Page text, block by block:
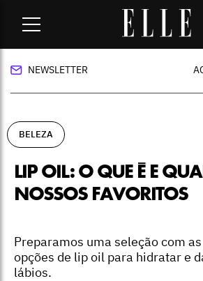
Lip oil: o que é e quais
favoritos
NEWSLETTER
BELEZA
LIP OIL: O QUE É E
NOSSOS FAVORITOS
Preparamos uma seleção com
opções de lip oil para hidratar e
lábios.